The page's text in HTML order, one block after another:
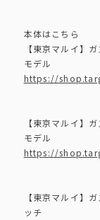
本体はこちら
【東京マルイ】
モデル
https://
【東京マルイ】
モデル
https://
【東京マルイ】
ッチ